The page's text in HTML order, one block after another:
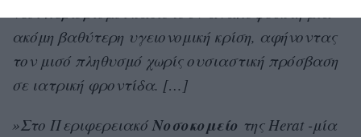
νέοι περιορισμοί καθιστούν αναπόφευκτη μια
ακόμη βαθύτερη υγειονομική κρίση, αφήνοντας
τον μισό πληθυσμό χωρίς ουσιαστική πρόσβαση
σε ιατρική φροντίδα. […]
»Στο Περιφερειακό Νοσοκομείο της Herat -μία